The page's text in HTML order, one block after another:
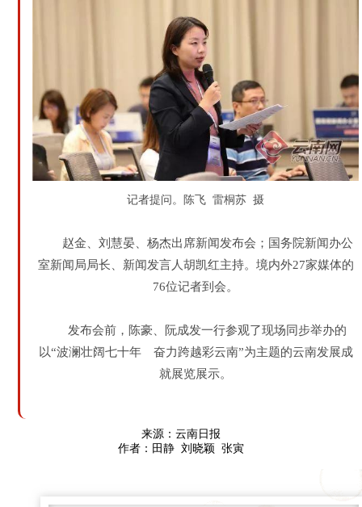
记者提问。陈飞 雷桐苏 摄
赵金、刘慧晏、杨杰出席新闻发布会；国务院新闻办公
室新闻局局长、新闻发言人胡凯红主持。境内外27家媒体的
76位记者到会。
发布会前，陈豪、阮成发一行参观了现场同步举办的
以“波澜壮阔七十年 奋力跨越彩云南”为主题的云南发展成
就展览展示。
来源：云南日报
作者：田静 刘晓颖 张寅